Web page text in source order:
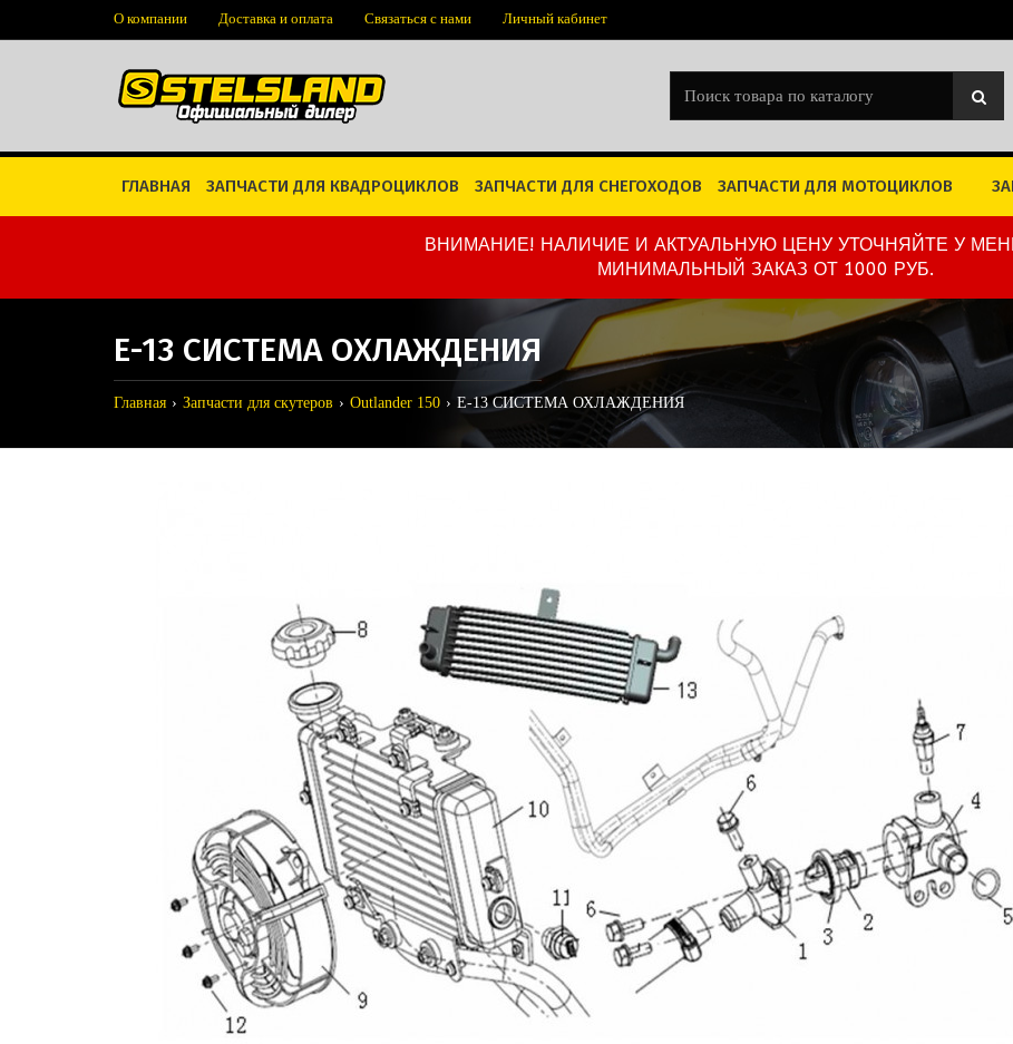
О компании Доставка и оплата Связаться с нами Личный кабинет
ГЛАВНАЯ ЗАПЧАСТИ ДЛЯ КВАДРОЦИКЛОВ ЗАПЧАСТИ ДЛЯ СНЕГОХОДОВ ЗАПЧАСТИ ДЛЯ МОТОЦИКЛОВ
ВНИМАНИЕ! НАЛИЧИЕ И АКТУАЛЬНУЮ ЦЕНУ УТОЧНЯЙТЕ У
МИНИМАЛЬНЫЙ ЗАКАЗ ОТ 1000 РУБ.
E-13 СИСТЕМА ОХЛАЖДЕНИЯ
Главная Запчасти для скутеров Outlander 150 E-13 СИСТЕМА ОХЛАЖДЕНИЯ